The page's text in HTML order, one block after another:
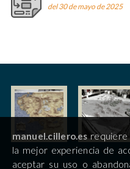
del 30 de mayo de 2025
manuel.cillero.esrequiere
la mejor experiencia de
aceptar su uso o